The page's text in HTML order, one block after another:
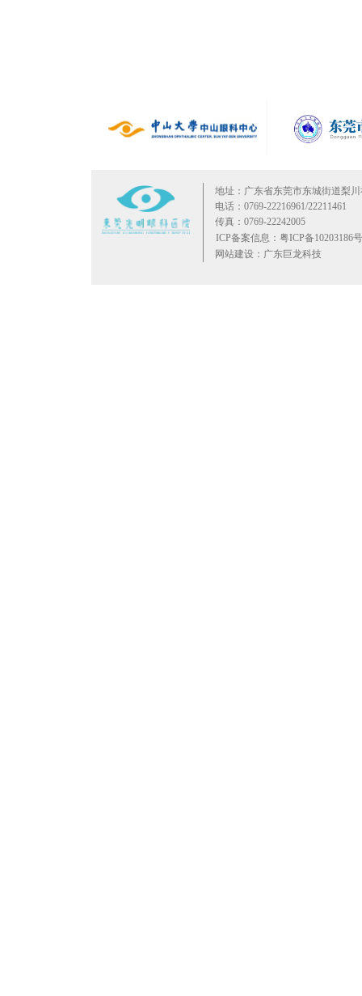
地址：广东省东莞市东城街道梨
电话：0769-22216961/22211461
传真：0769-22242005
ICP备案信息：粤ICP备10203186
网站建设：广东巨龙科技